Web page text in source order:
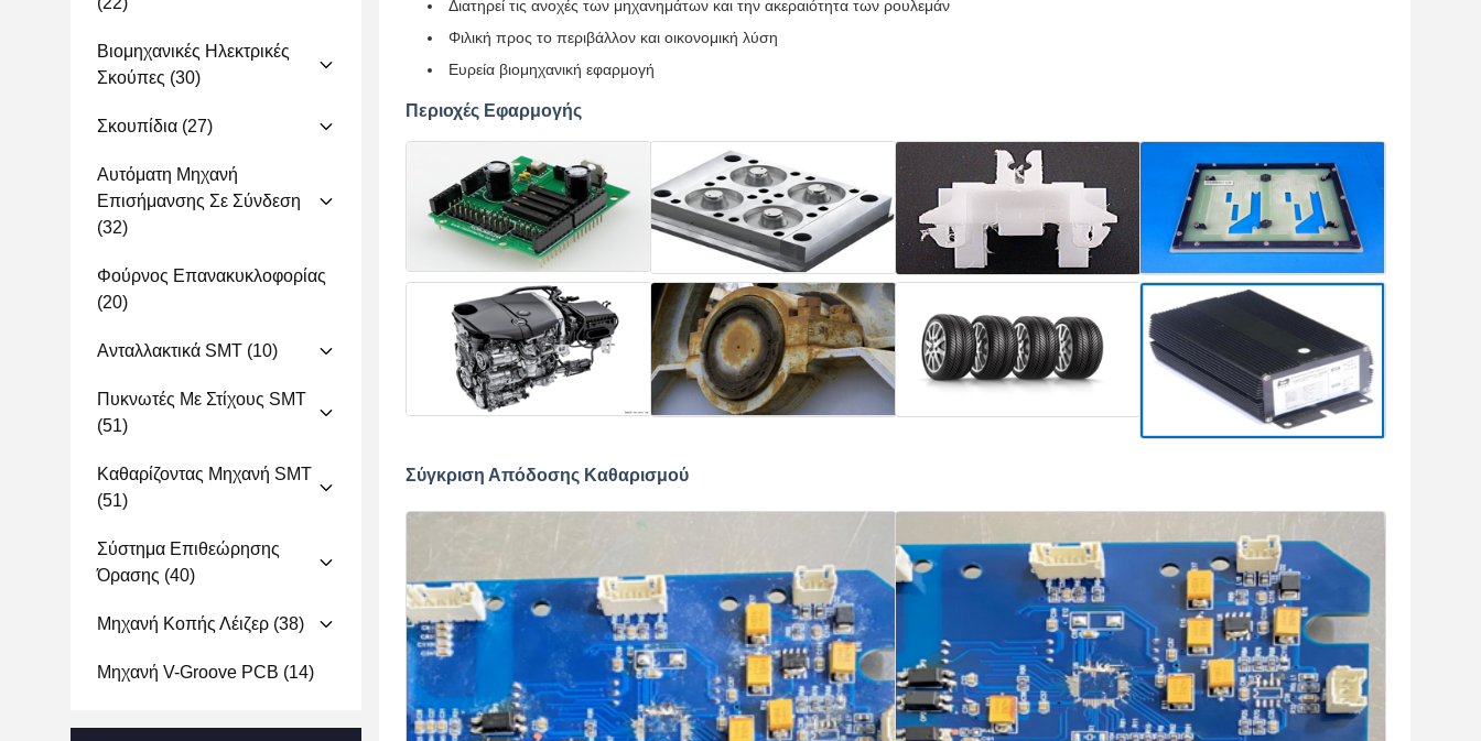
Βιομηχανικές Ηλεκτρικές
Σκούπες (30)
Σκουπίδια (27)
Αυτόματη Μηχανή
Επισήμανσης Σε Σύνδεση
(32)
Φούρνος Επανακυκλοφορίας
(20)
Ανταλλακτικά SMT (10)
Πυκνωτές Με Στίχους SMT
(51)
Καθαρίζοντας Μηχανή SMT
(51)
Σύστημα Επιθεώρησης
Όρασης (40)
Μηχανή Κοπής Λέιζερ (38)
Μηχανή V-Groove PCB (14)
Διατηρεί τις ανοχές των μηχανημάτων και την ακεραιότητα των ρουλεμάν
Φιλική προς το περιβάλλον και οικονομική λύση
Ευρεία βιομηχανική εφαρμογή
Περιοχές Εφαρμογής
Σύγκριση Απόδοσης Καθαρισμού